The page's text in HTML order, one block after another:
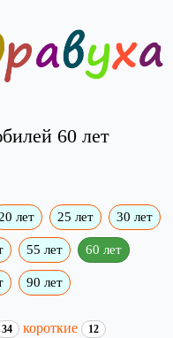
60 лет
20 лет 25 лет 30 лет
55 лет 60 лет
90 лет
34 короткие 12